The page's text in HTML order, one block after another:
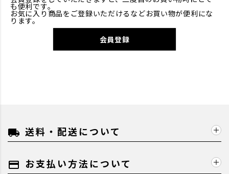
も便利です。
お気に入り商品をご登録いただけるなどお買い物が便利にな
ります。
会員登録
local_shipping 送料・配送について
payment お支払い方法について